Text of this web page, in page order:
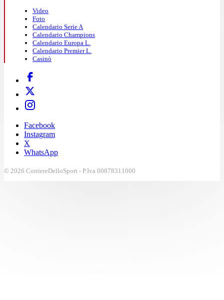
Video
Foto
Calendario Serie A
Calendario Champions
Calendario Europa L.
Calendario Premier L.
Casinò
Facebook
Instagram
X
WhatsApp
© 2026 CorriereDelloSport - P.Iva 00878311000